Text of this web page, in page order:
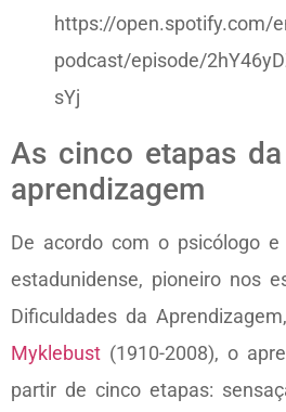
https://open.spotify.com/
podcast/episode/
sYj
As cinco etapas da
aprendizagem
De acordo com o psicólogo e
estadunidense, pioneiro nos
Dificuldades da Aprendizagem,
Myklebust (1910-2008), o
partir de cinco etapas: